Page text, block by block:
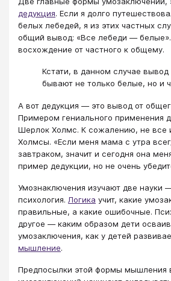
дедукция. Если я долго
белых лебедей, я из этих частных
общий вывод: «Все лебеди —
восхождение от частного к общему.
Кстати, в данном случае
бывают не только белые, но и
А вот дедукция — это вывод от
Примером гениального применения
Шерлок Холмс. К сожалению, не все
Холмсы. «Если меня мама с утра
завтраком, значит и сегодня она
пример дедукции, но не очень
Умознаключения изучают две науки
психология. Логика учит, какие
правильные, а какие ошибочные.
другое — каким образом дети
умозаключения, как у детей
мышление.
Предпосылки этой формы мышления